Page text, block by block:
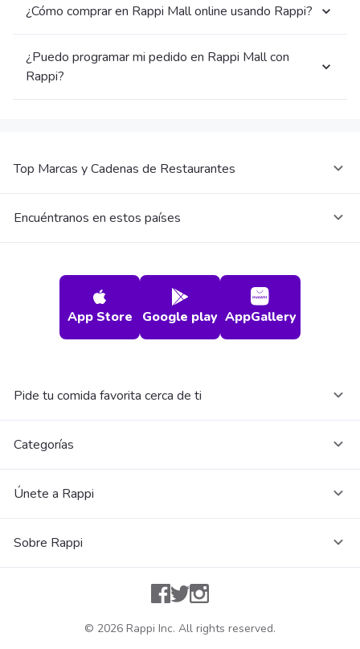
¿Cómo comprar en Rappi Mall online usando Rappi?
¿Puedo programar mi pedido en Rappi Mall con
Rappi?
Top Marcas y Cadenas de Restaurantes
Encuéntranos en estos países
App Store Google play AppGallery
Pide tu comida favorita cerca de ti
Categorías
Únete a Rappi
Sobre Rappi
Facebook
TwitterInstagram
© 2026 Rappi Inc. All rights reserved.